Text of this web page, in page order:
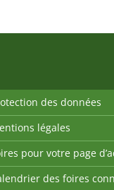
des données
légales
pour votre page
des foires